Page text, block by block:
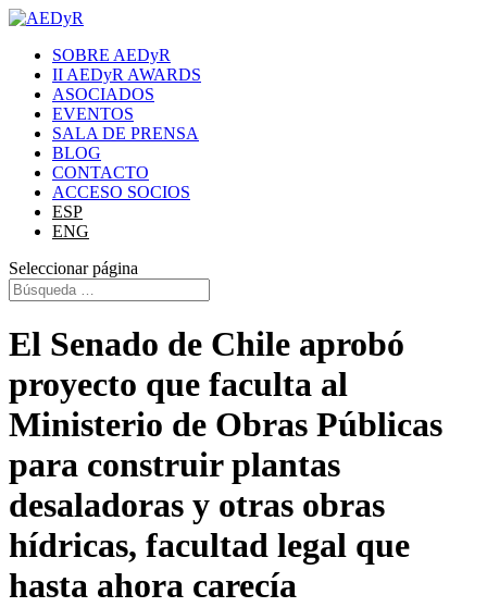
SOBRE AEDyR
II AEDyR AWARDS
ASOCIADOS
EVENTOS
SALA DE PRENSA
BLOG
CONTACTO
ACCESO SOCIOS
ESP
ENG
Seleccionar página
El Senado de Chile aprobó
proyecto que faculta al
Ministerio de Obras Públicas
para construir plantas
desaladoras y otras obras
hídricas, facultad legal que
hasta ahora carecía